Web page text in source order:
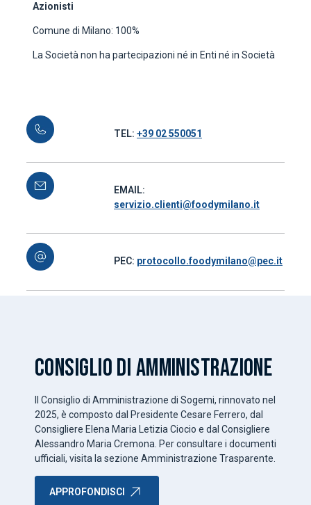
Azionisti
Comune di Milano: 100%
La Società non ha partecipazioni né in Enti né in Società
TEL: +39 02 550051
EMAIL:
servizio.clienti@foodymilano.it
PEC: protocollo.foodymilano@pec.it
CONSIGLIO DI AMMINISTRAZIONE
Il Consiglio di Amministrazione di Sogemi, rinnovato nel
2025, è composto dal Presidente Cesare Ferrero, dal
Consigliere Elena Maria Letizia Ciocio e dal Consigliere
Alessandro Maria Cremona. Per consultare i documenti
ufficiali, visita la sezione Amministrazione Trasparente.
APPROFONDISCI